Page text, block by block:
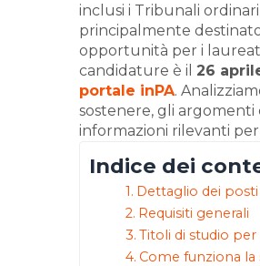
inclusi i Tribunali
principalmente
opportunità per i
candidature è il 26
portale inPA.
sostenere, gli argomenti
informazioni rilevanti per
Indice dei
Dettaglio dei
Requisiti generali
Titoli di studio
Come funziona